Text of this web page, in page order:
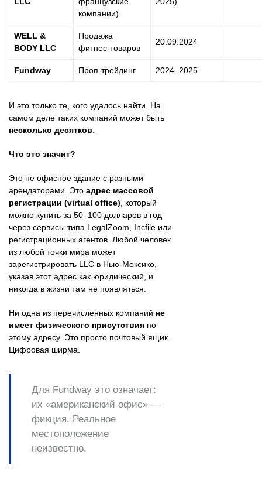
компании)
WELL &
BODY LLC
Продажа
фитнес-товаров
20.09.2024
Fundway Проп-трейдинг 2024–2025
И это только те, кого удалось найти. На
самом деле таких компаний может быть
несколько десятков
Что это значит?
Это не офисное здание с разными
арендаторами. Это адрес массовой
регистрации (virtual office) , который
можно купить за 50–100 долларов в год
через сервисы типа LegalZoom, Incfile или
регистрационных агентов. Любой человек
из любой точки мира может
зарегистрировать LLC в Нью-Мексико,
указав этот адрес как юридический, и
никогда в жизни там не появляться.
Ни одна из перечисленных компаний не
имеет физического присутствия по
этому адресу. Это просто почтовый ящик.
Цифровая ширма.
Для Fundway это означает:
их «американский офис» —
фикция. Реальное
местоположение
неизвестно.